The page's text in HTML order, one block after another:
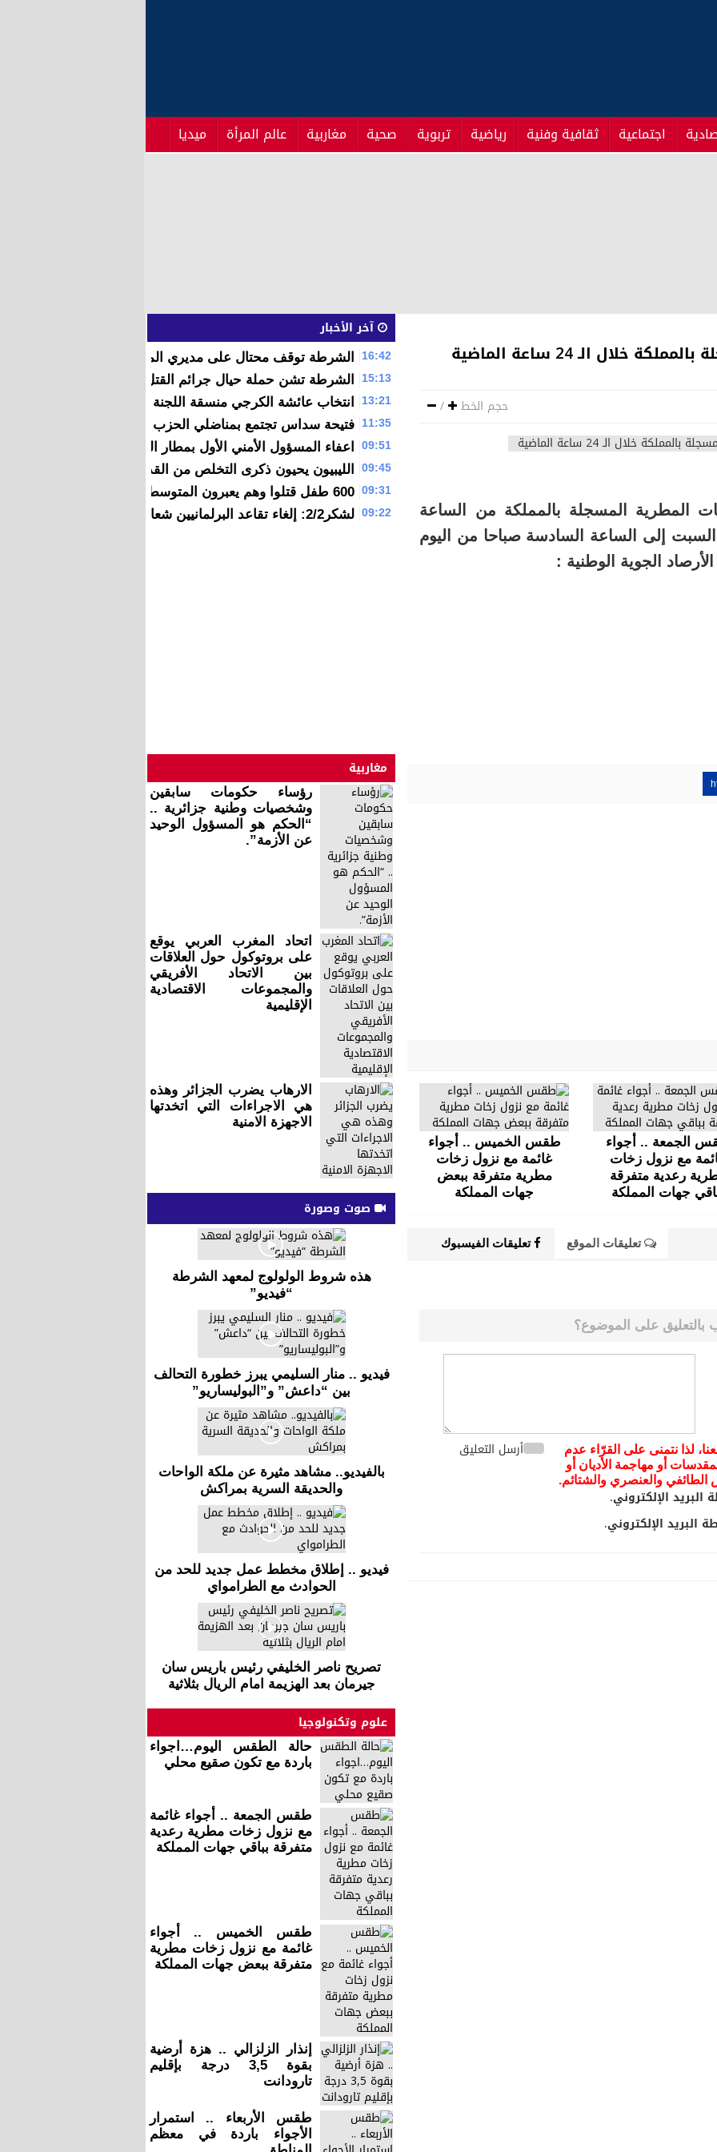
اجتماعية ثقافية وفنية رياضية تربوية صحية مغاربية عالم المرأة ميديا
خلال الـ 24 ساعة الماضية
حجم الخط /
المطرية المسجلة بالمملكة من الساعة
إلى الساعة السادسة صباحا من اليوم
الجمعة .. أجواء
مع نزول زخات
رعدية متفرقة
جهات المملكة
طقس الخميس .. أجواء
غائمة مع نزول زخات
مطرية متفرقة ببعض
جهات المملكة
تعليقات الموقع تعليقات الفيسبوك
على الموضوع؟
لذا نتمنى على القرّاء عدم
أو مهاجمة الأديان أو
الطائفي والعنصري والشتائم.
أرسل التعليق
الإلكتروني.
البريد الإلكتروني.
آخر الأخبار
16:42 الشرطة توقف محتال على مديري المؤسسات التعليمية والابناك
15:13 الشرطة تشن حملة حيال جرائم القتل التي استهدفت 12 جزائريا
13:21 انتخاب عائشة الكرجي منسقة اللجنة التحضيرية للمؤتمر
11:35 فتيحة سداس تجتمع بمناضلي الحزب باسبانيا و يصدرون هذا
09:51 اعفاء المسؤول الأمني الأول بمطار المسيرة بمدينة أكادير،
09:45 الليبيون يحيون ذكرى التخلص من القذافي وسط الألم
09:31 600 طفل قتلوا وهم يعبرون المتوسط.. 58منهم تقل أعمارهم عن سنة واحدة
09:22 لشكر2/2: إلغاء تقاعد البرلمانيين شعار شعبوي..وأدعو لحوار وطني واسع حول الإرث
مغاربية
رؤساء حكومات سابقين
وشخصيات وطنية جزائرية ..
“الحكم هو المسؤول الوحيد
عن الأزمة”.
اتحاد المغرب العربي يوقع
على بروتوكول حول العلاقات
بين الاتحاد الأفريقي
والمجموعات الاقتصادية
الإقليمية
الارهاب يضرب الجزائر وهذه
هي الاجراءات التي اتخدتها
الاجهزة الامنية
صوت وصورة
هذه شروط الولولوج لمعهد الشرطة
“فيديو”
فيديو .. منار السليمي يبرز خطورة التحالف
بين “داعش” و”البوليساريو”
بالفيديو.. مشاهد مثيرة عن ملكة الواحات
والحديقة السرية بمراكش
فيديو .. إطلاق مخطط عمل جديد للحد من
الحوادث مع الطرامواي
تصريح ناصر الخليفي رئيس باريس سان
جيرمان بعد الهزيمة امام الريال بثلاثية
علوم وتكنولوجيا
حالة الطقس اليوم…اجواء
باردة مع تكون صقيع محلي
طقس الجمعة .. أجواء غائمة
مع نزول زخات مطرية رعدية
متفرقة بباقي جهات المملكة
طقس الخميس .. أجواء
غائمة مع نزول زخات مطرية
متفرقة ببعض جهات المملكة
إنذار الزلزالي .. هزة أرضية
بقوة 3,5 درجة بإقليم
تارودانت
طقس الأربعاء .. استمرار
الأجواء باردة في معظم